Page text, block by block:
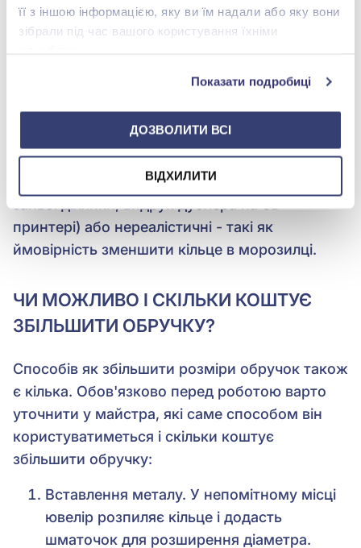
її з іншою інформацією, яку ви їм надали або яку вони
зібрали під час вашого користування їхніми
Показати подробиці
ДОЗВОЛИТИ ВСІ
ВІДХИЛИТИ
не дає прикрасі сповзати. Однак
недоліком такого способу є її
місяць силіконова підкладка для обручки
потребує заміни.
Існують і інші способи, але вони занадто
радикальні (як, наприклад розпил і видалення
принтері) або нереалістичні - такі як
ймовірність зменшити кільце в морозилці.
ЧИ МОЖЛИВО І СКІЛЬКИ КОШТУЄ
ЗБІЛЬШИТИ ОБРУЧКУ?
Способів як збільшити розміри обручок також
є кілька. Обов'язково перед роботою варто
уточнити у майстра, які саме способом він
користуватиметься і скільки коштує
збільшити обручку:
Вставлення металу. У непомітному місці
ювелір розпиляє кільце і додасть
шматочок для розширення діаметра.